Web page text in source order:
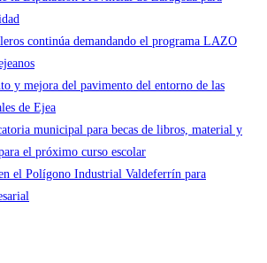
continúa demandando el programa LAZO
y mejora del pavimento del entorno de las
de Ejea
municipal para becas de libros, material y
el próximo curso escolar
el Polígono Industrial Valdeferrín para